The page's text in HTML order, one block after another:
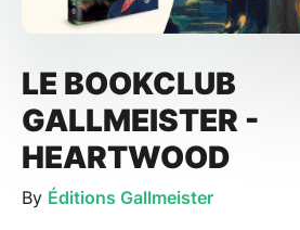
LE BOOKCLUB
GALLMEISTER -
HEARTWOOD
By Éditions Gallmeister